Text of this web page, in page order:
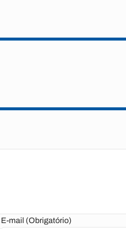
E-mail (Obrigatório)